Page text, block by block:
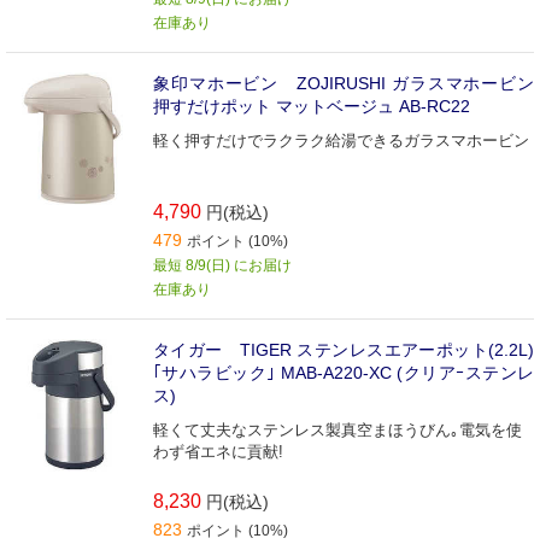
在庫あり
象印マホービン ZOJIRUSHI ガラスマホービン
押すだけポット マットベージュ AB-RC22
軽く押すだけでラクラク給湯できるガラスマホービン
4,790 円(税込)
479 ポイント (10%)
最短 8/9(日) にお届け
在庫あり
タイガー TIGER ステンレスエアーポット(2.2L)
｢サハラビック｣ MAB‐A220‐XC (クリアｰステンレ
ス)
軽くて丈夫なステンレス製真空まほうびん｡電気を使
わず省エネに貢献!
8,230 円(税込)
823 ポイント (10%)